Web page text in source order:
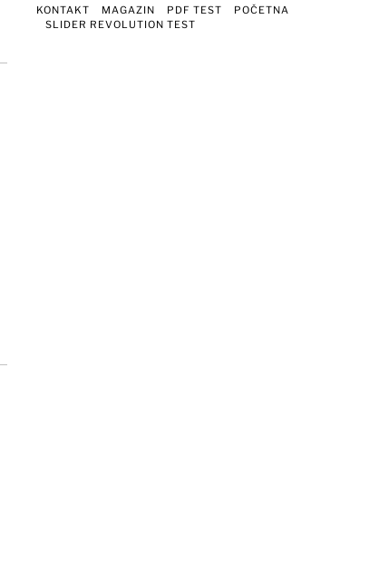
KONTAKT MAGAZIN PDF TEST
POČETNA
SLIDER REVOLUTION TEST